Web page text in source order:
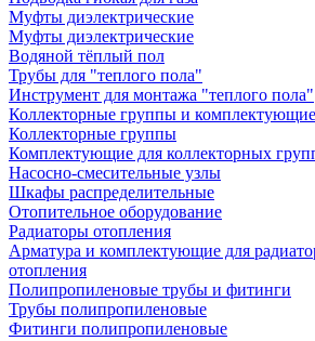
Муфты диэлектрические
Муфты диэлектрические
Водяной тёплый пол
Трубы для "теплого пола"
Инструмент для монтажа "теплого пола"
Коллекторные группы и комплектующие
Коллекторные группы
Комплектующие для коллекторных
Насосно-смесительные узлы
Шкафы распределительные
Отопительное оборудование
Радиаторы отопления
Арматура и комплектующие для
отопления
Полипропиленовые трубы и фитинги
Трубы полипропиленовые
Фитинги полипропиленовые